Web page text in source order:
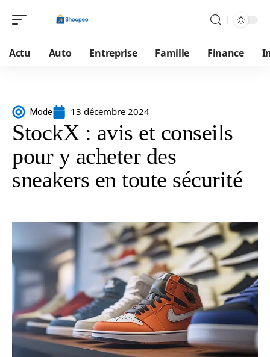
Actu Auto Entreprise Famille Finance
Mode 13 décembre 2024
StockX : avis et conseils
pour y acheter des
sneakers en toute sécurité